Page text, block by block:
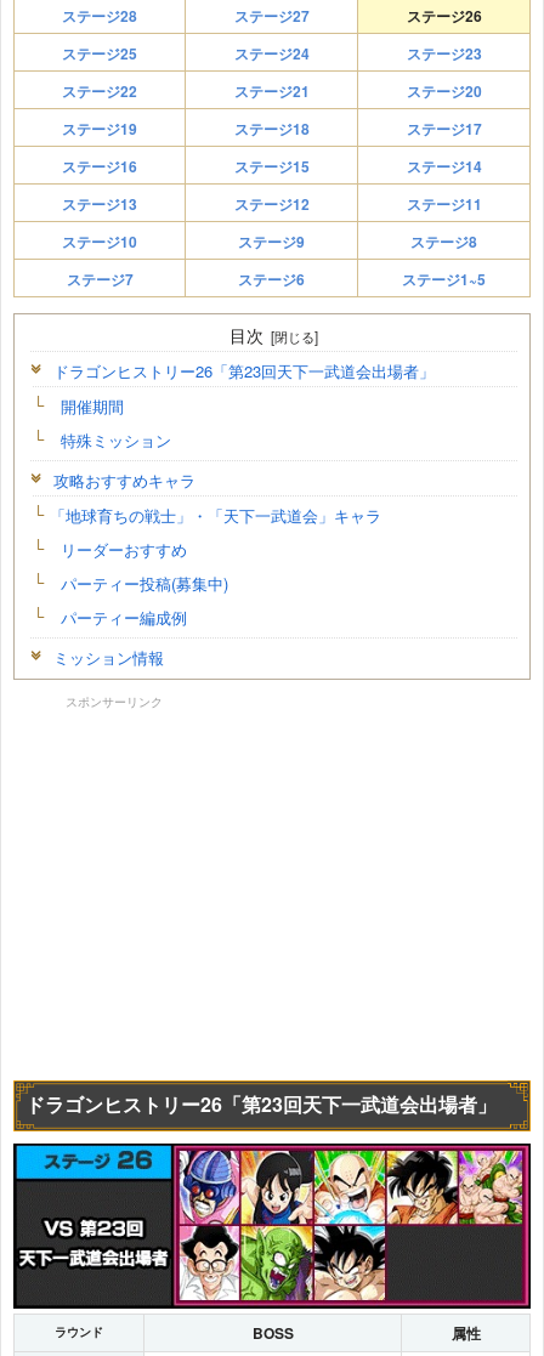
ステージ28 ステージ27
ステージ26
ステージ25
ステージ24
ステージ23
ステージ22
ステージ21
ステージ20
ステージ19
ステージ18
ステージ17
ステージ16
ステージ15
ステージ14
ステージ13
ステージ12
ステージ11
ステージ10
ステージ9
ステージ8
ステージ7
ステージ6 ステージ1~5
目次
ドラゴンヒストリー26「第23回天下一武道会出場者」
開催期間
特殊ミッション
攻略おすすめキャラ
「地球育ちの戦士」・「天下一武道会」キャラ
リーダーおすすめ
パーティー投稿(募集中)
パーティー編成例
ミッション情報
スポンサーリンク
ドラゴンヒストリー26「第23回天下一武道会出場者」
ラウンド BOSS 属性